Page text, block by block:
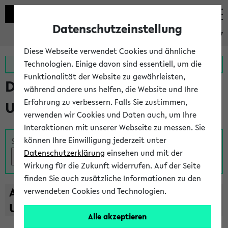
eKVV
Zur MeineUni App Zum MeineUni Portal
Das Lehrangebot der
Universität Bielefeld
Suche
A B C D E F G H I J K L M N O
U
V W X Y
Z
Datenschutzeinstellung
Diese Webseite verwendet Cookies und ähnliche
Technologien. Einige davon sind essentiell, um die
Funktionalität der Website zu gewährleisten,
während andere uns helfen, die Website und Ihre
Erfahrung zu verbessern. Falls Sie zustimmen,
verwenden wir Cookies und Daten auch, um Ihre
Interaktionen mit unserer Webseite zu messen. Sie
können Ihre Einwilligung jederzeit unter
Datenschutzerklärung einsehen und mit der
Wirkung für die Zukunft widerrufen. Auf der Seite
finden Sie auch zusätzliche Informationen zu den
verwendeten Cookies und Technologien.
Alle akzeptieren